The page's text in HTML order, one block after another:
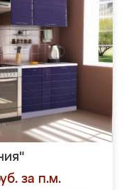
за п.м.